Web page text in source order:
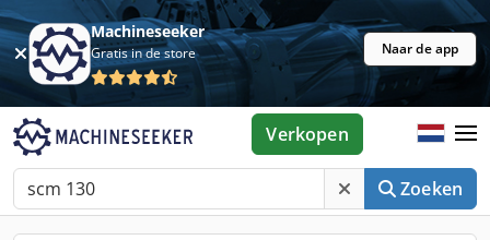
Machineseeker
Gratis in de store Naar de app
Zoeken
Verkopen